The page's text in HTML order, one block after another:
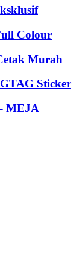
Colour
Murah
Sticker
MEJA